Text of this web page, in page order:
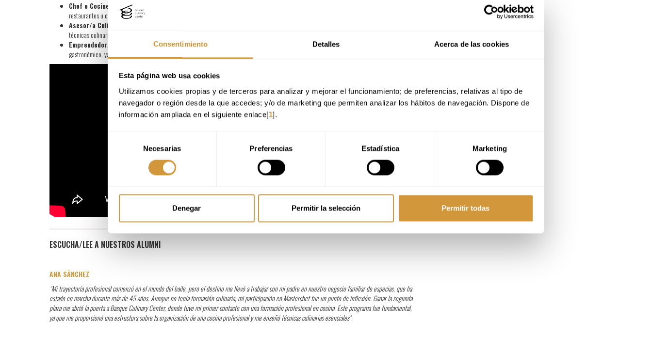
Consentimiento Detalles Acerca de las cookies
Esta página web usa cookies
Utilizamos cookies propias y de terceros para analizar y mejorar el funcionamiento; de preferencias, relativas al tipo de
navegador o región desde la que accedes; y/o de marketing que permiten analizar los hábitos de navegación. Dispone de
información ampliada en el siguiente enlace[1].
consentimiento
Necesarias Preferencias Estadística Marketing
Denegar Permitir la selección Permitir todas
Chef o Cocinero/a:incorpora técnicas avanzadas y procesos contemporáneos para mejorar la presentación y calidad de tus platos en
restaurantes u otros establecimientos gastronómicos.
Asesor/a Culinario/a:
técnicas culinarias perfeccionadas.
Emprendedor/a Gastronómico/a:fortalece tus habilidades y conocimientos para diferenciar y/o asistir en la creación de un proyecto
gastronómico, ya sea un restaurante, catering, u otro concepto culinario único.
ESCUCHA/LEE A NUESTROS ALUMNI
ANA SÁNCHEZ
“Mi trayectoria profesional comenzó en el mundo del baile, pero el destino me llevó a trabajar con mi padre en nuestro negocio familiar de especias, que ha
estado en marcha durante más de 45 años. Aunque no tenía formación culinaria, mi participación en Masterchef fue un punto de inflexión. Ganar la segunda
plaza me abrió la puerta a Basque Culinary Center, donde tuve mi primer contacto con una formación profesional en cocina. Este programa fue fundamental,
ya que me proporcionó una estructura sobre la organización de una cocina profesional y me enseñó técnicas culinarias esenciales”.